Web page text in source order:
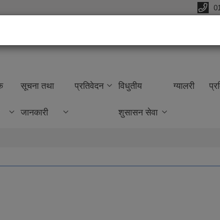
सूचना तथा
जानकारी
प्रतिवेदन विधुतीय
शुसासन सेवा
ग्यालरी